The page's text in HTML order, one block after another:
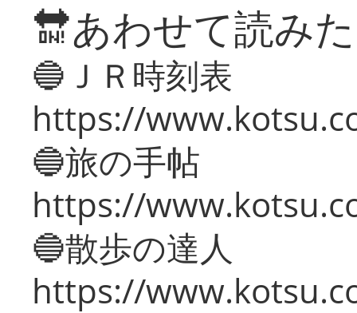
🔛あわせて読み
🔵ＪＲ時刻表
https://
🔵旅の手帖
https://
🔵散歩の達人
https://